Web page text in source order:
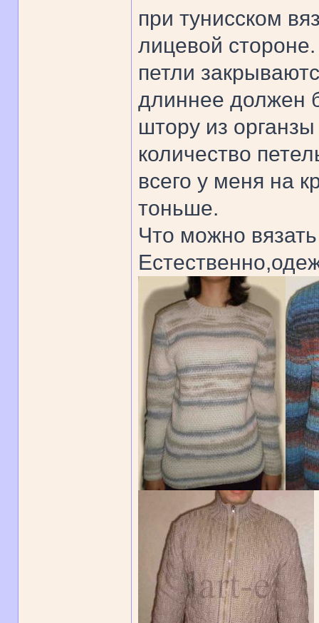
при тунисском
лицевой
петли
длиннее должен
штору из
количество
всего у меня на
тоньше.
Что можно